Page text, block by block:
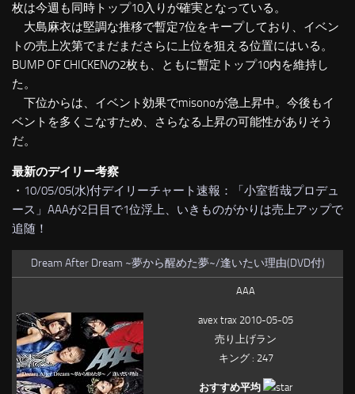
枚は今週も同時トップ10入りが確実となっている。
大島麻衣は堅調な推移で暫定7位をキープしており、イベン
トの売上次第でまだまださらに上位を狙える位置にはいる。
BUMP OF CHICKENの2枚も、ともに暫定トップ10内を維持し
た。
下位からは、イベント効果でmisonoが急上昇中。今後もイ
ベントを多くこなすため、さらなる上昇の可能性がありそう
だ。
最新のデイリー考察
・ 10/05/05(水)付デイリーチャート速報：「小室哲哉プロデュ
ース」AAAが2日目で1位浮上、いきものがかりは売上アップで
追随！
Dream After Dream ~夢から醒めた夢~/逢いたい理由(DVD付)
AAA
avex trax 2010-05-05
売り上げラン
キング : 247
おすすめ平均